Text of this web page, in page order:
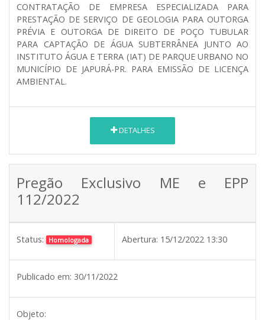
CONTRATAÇÃO DE EMPRESA ESPECIALIZADA PARA
PRESTAÇÃO DE SERVIÇO DE GEOLOGIA PARA OUTORGA
PRÉVIA E OUTORGA DE DIREITO DE POÇO TUBULAR
PARA CAPTAÇÃO DE ÁGUA SUBTERRÂNEA JUNTO AO
INSTITUTO ÁGUA E TERRA (IAT) DE PARQUE URBANO NO
MUNICÍPIO DE JAPURÁ-PR. PARA EMISSÃO DE LICENÇA
AMBIENTAL.
DETALHES
Pregão Exclusivo ME e EPP
112/2022
Status: Homologada Abertura: 15/12/2022 13:30
Publicado em: 30/11/2022
Objeto: